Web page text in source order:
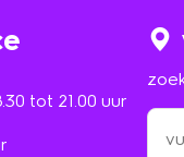
tot 21.00 uur
zoek
een